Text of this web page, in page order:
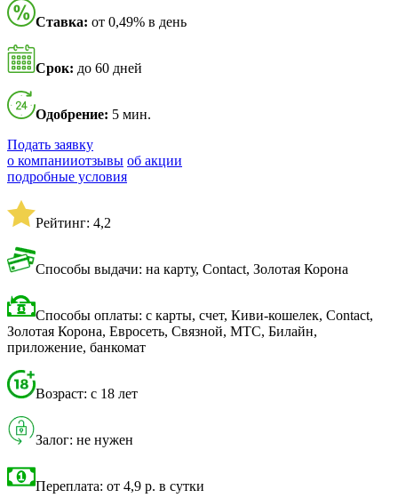
Ставка: от 0,49% в день
Срок: до 60 дней
Одобрение: 5 мин.
Подать заявку
о компанииотзывы об акции
подробные условия
Рейтинг: 4,2
Способы выдачи: на карту, Contact, Золотая Корона
Способы оплаты: с карты, счет, Киви-кошелек, Contact,
Золотая Корона, Евросеть, Связной, МТС, Билайн,
приложение, банкомат
Возраст: с 18 лет
Залог: не нужен
Переплата: от 4,9 р. в сутки